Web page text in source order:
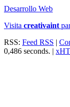
Desarrollo Web
Visita creativaint
RSS: Feed RSS |
0,486 seconds. |